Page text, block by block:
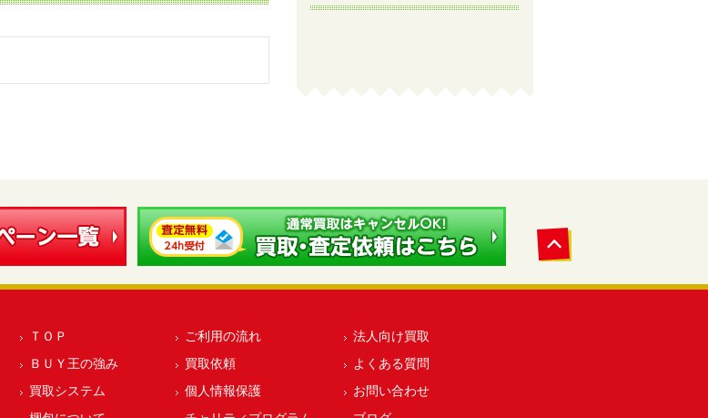
ＴＯＰ
ＢＵＹ王の強み
買取システム
ご利用の流れ
買取依頼
個人情報保護
法人向け買取
よくある質問
お問い合わせ